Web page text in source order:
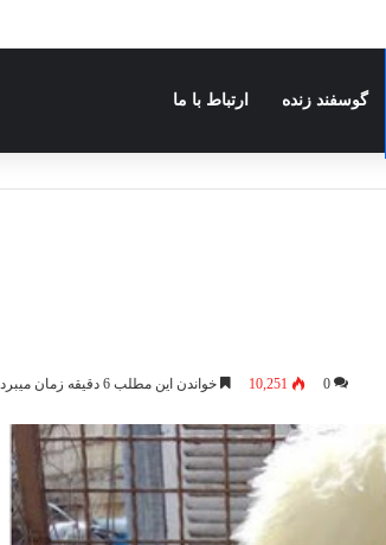
گوسفند زنده ارتباط با ما
0
10,251 خواندن این مطلب 6 دقیقه زمان میبرد